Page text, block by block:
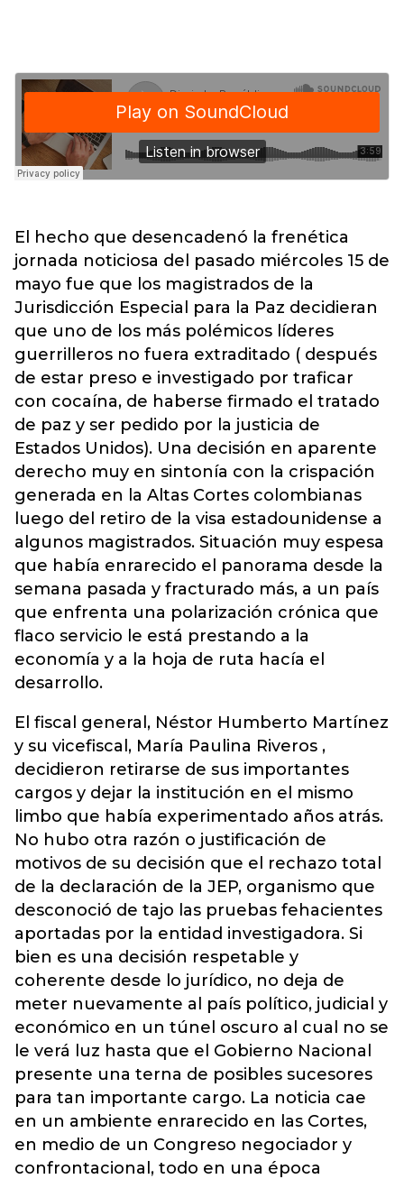
El hecho que desencadenó la frenética
jornada noticiosa del pasado miércoles 15 de
mayo fue que los magistrados de la
Jurisdicción Especial para la Paz decidieran
que uno de los más polémicos líderes
guerrilleros no fuera extraditado ( después
de estar preso e investigado por traficar
con cocaína, de haberse firmado el tratado
de paz y ser pedido por la justicia de
Estados Unidos). Una decisión en aparente
derecho muy en sintonía con la crispación
generada en la Altas Cortes colombianas
luego del retiro de la visa estadounidense a
algunos magistrados. Situación muy espesa
que había enrarecido el panorama desde la
semana pasada y fracturado más, a un país
que enfrenta una polarización crónica que
flaco servicio le está prestando a la
economía y a la hoja de ruta hacía el
desarrollo.
El fiscal general, Néstor Humberto Martínez
y su vicefiscal, María Paulina Riveros ,
decidieron retirarse de sus importantes
cargos y dejar la institución en el mismo
limbo que había experimentado años atrás.
No hubo otra razón o justificación de
motivos de su decisión que el rechazo total
de la declaración de la JEP, organismo que
desconoció de tajo las pruebas fehacientes
aportadas por la entidad investigadora. Si
bien es una decisión respetable y
coherente desde lo jurídico, no deja de
meter nuevamente al país político, judicial y
económico en un túnel oscuro al cual no se
le verá luz hasta que el Gobierno Nacional
presente una terna de posibles sucesores
para tan importante cargo. La noticia cae
en un ambiente enrarecido en las Cortes,
en medio de un Congreso negociador y
confrontacional, todo en una época